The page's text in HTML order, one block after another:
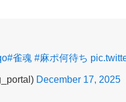
#雀魂 #麻ポ何待ち
December 17, 2025